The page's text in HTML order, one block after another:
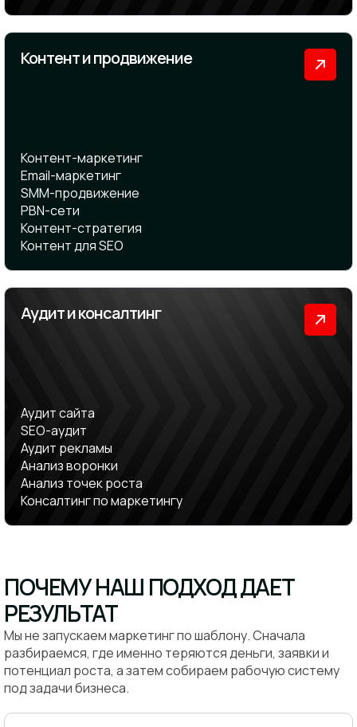
Контент и продвижение
Контент-маркетинг
Email-маркетинг
SMM-продвижение
PBN-сети
Контент-стратегия
Контент для SEO
Аудит и консалтинг
Аудит сайта
SEO-аудит
Аудит рекламы
Анализ воронки
Анализ точек роста
Консалтинг по маркетингу
ПОЧЕМУ НАШ ПОДХОД ДАЕТ
РЕЗУЛЬТАТ
Мы не запускаем маркетинг по шаблону. Сначала
разбираемся, где именно теряются деньги, заявки и
потенциал роста, а затем собираем рабочую систему
под задачи бизнеса.